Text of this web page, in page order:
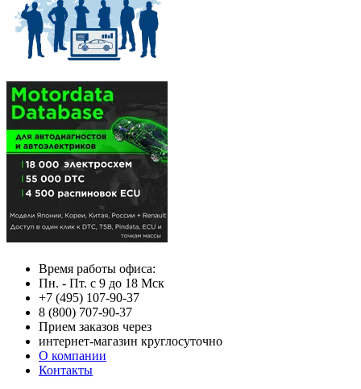
Время работы офиса:
Пн. - Пт. с 9 до 18 Мск
+7 (495) 107-90-37
8 (800) 707-90-37
Прием заказов через
интернет-магазин круглосуточно
О компании
Контакты